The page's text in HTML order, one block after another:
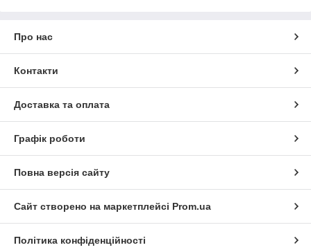
Про нас
Контакти
Доставка та оплата
Графік роботи
Повна версія сайту
Сайт створено на маркетплейсі Prom.ua
Політика конфіденційності